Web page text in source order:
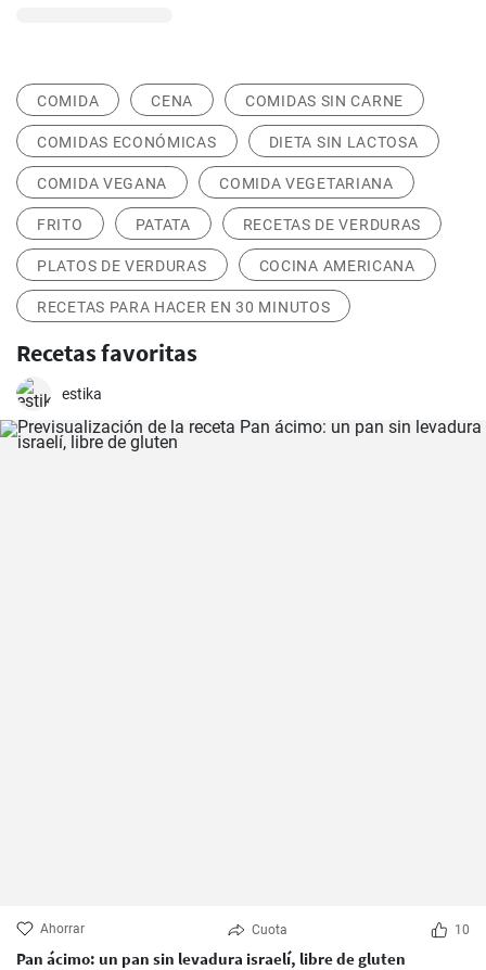
COMIDA CENA COMIDAS SIN CARNE
COMIDAS ECONÓMICAS DIETA SIN LACTOSA
COMIDA VEGANA COMIDA VEGETARIANA
FRITO PATATA RECETAS DE VERDURAS
PLATOS DE VERDURAS COCINA AMERICANA
RECETAS PARA HACER EN 30 MINUTOS
Recetas favoritas
estika
Ahorrar Cuota 10
Pan ácimo: un pan sin levadura israelí, libre de gluten